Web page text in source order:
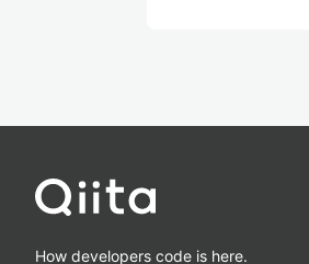
How developers code is here.